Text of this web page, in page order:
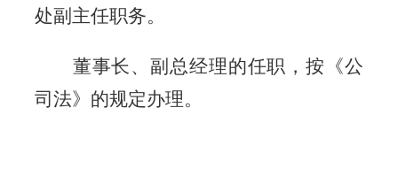
处副主任职务。
董事长、副总经理的任职，按《公
司法》的规定办理。